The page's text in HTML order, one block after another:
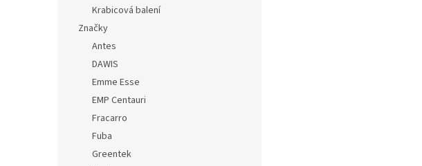
Krabicová balení
Značky
Antes
DAWIS
Emme Esse
EMP Centauri
Fracarro
Fuba
Greentek